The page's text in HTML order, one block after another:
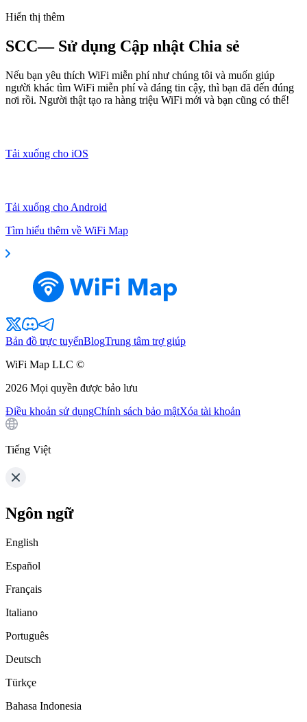
Hiển thị thêm
SCC— Sử dụng Cập nhật Chia sẻ
Nếu bạn yêu thích WiFi miễn phí như chúng tôi và muốn giúp
người khác tìm WiFi miễn phí và đáng tin cậy, thì bạn đã đến đúng
nơi rồi. Người thật tạo ra hàng triệu WiFi mới và bạn cũng có thể!
Tải xuống cho iOS
Tải xuống cho Android
Tìm hiểu thêm về WiFi Map
Bản đồ trực tuyếnBlogTrung tâm trợ giúp
WiFi Map LLC ©
2026 Mọi quyền được bảo lưu
Điều khoản sử dụngChính sách bảo mậtXóa tài khoản
Tiếng Việt
Ngôn ngữ
English
Español
Français
Italiano
Português
Deutsch
Türkçe
Bahasa Indonesia